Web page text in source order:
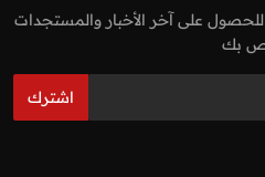
على آخر الأخبار والمستجدات
بك
اشترك